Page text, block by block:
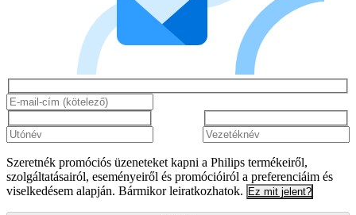
Szeretnék promóciós üzeneteket kapni a Philips termékeiről,
szolgáltatásairól, eseményeiről és promócióiról a preferenciáim és
viselkedésem alapján. Bármikor leiratkozhatok. Ez mit jelent?